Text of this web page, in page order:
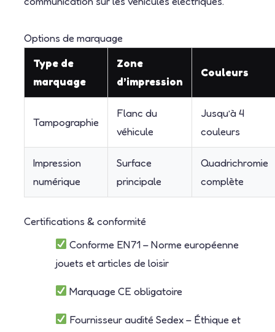
Options de marquage
Type de
marquage
Zone
d’impression
Couleurs
Tampographie
Flanc du
véhicule
Jusqu’à 4
couleurs
Impression
numérique
Surface
principale
Quadrichromie
complète
Certifications & conformité
Conforme EN71 – Norme européenne
jouets et articles de loisir
Marquage CE obligatoire
Fournisseur audité Sedex – Éthique et